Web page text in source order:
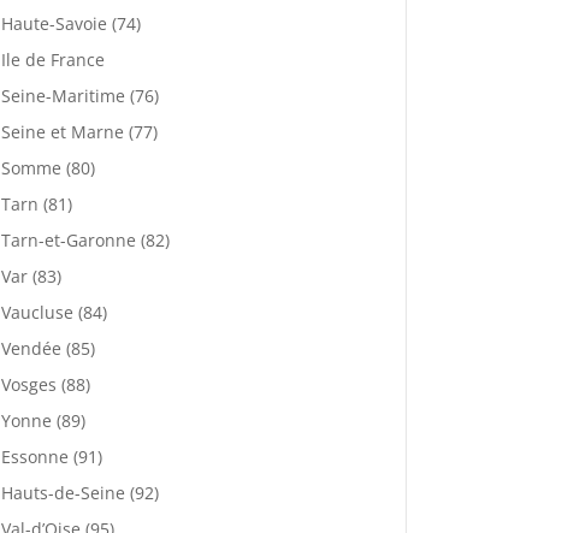
Haute-Savoie (74)
Ile de France
Seine-Maritime (76)
Seine et Marne (77)
Somme (80)
Tarn (81)
Tarn-et-Garonne (82)
Var (83)
Vaucluse (84)
Vendée (85)
Vosges (88)
Yonne (89)
Essonne (91)
Hauts-de-Seine (92)
Val-d’Oise (95)